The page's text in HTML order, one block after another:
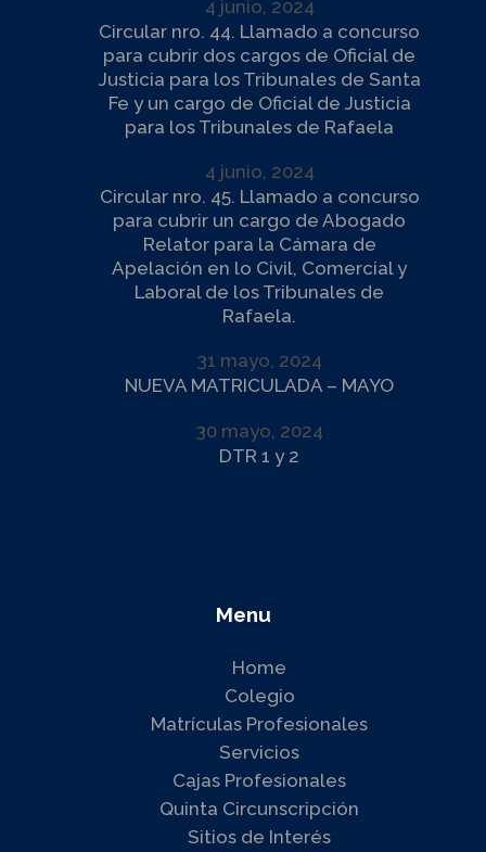
4 junio, 2024
Circular nro. 44. Llamado a concurso
para cubrir dos cargos de Oficial de
Justicia para los Tribunales de Santa
Fe y un cargo de Oficial de Justicia
para los Tribunales de Rafaela
4 junio, 2024
Circular nro. 45. Llamado a concurso
para cubrir un cargo de Abogado
Relator para la Cámara de
Apelación en lo Civil, Comercial y
Laboral de los Tribunales de
Rafaela.
31 mayo, 2024
NUEVA MATRICULADA – MAYO
30 mayo, 2024
DTR 1 y 2
Menu
Home
Colegio
Matrículas Profesionales
Servicios
Cajas Profesionales
Quinta Circunscripción
Sitios de Interés